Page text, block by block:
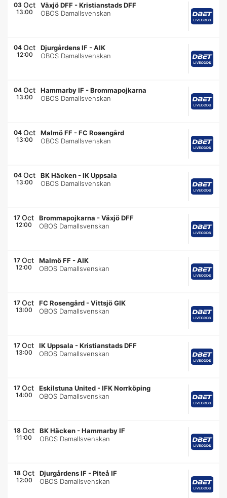
03 Oct
13:00
Växjö DFF -Kristianstads DFF
OBOS Damallsvenskan
04 Oct
12:00
Djurgårdens IF -AIK
OBOS Damallsvenskan
04 Oct
13:00
Hammarby IF -Brommapojkarna
OBOS Damallsvenskan
04 Oct
13:00
Malmö FF -FC Rosengård
OBOS Damallsvenskan
04 Oct
13:00
BK Häcken -IK Uppsala
OBOS Damallsvenskan
17 Oct
12:00
Brommapojkarna -Växjö DFF
OBOS Damallsvenskan
17 Oct
12:00
Malmö FF -AIK
OBOS Damallsvenskan
17 Oct
13:00
FC Rosengård -Vittsjö GIK
OBOS Damallsvenskan
17 Oct
13:00
IK Uppsala -Kristianstads DFF
OBOS Damallsvenskan
17 Oct
14:00
Eskilstuna United -IFK Norrköping
OBOS Damallsvenskan
18 Oct
11:00
BK Häcken -Hammarby IF
OBOS Damallsvenskan
18 Oct
12:00
Djurgårdens IF -Piteå IF
OBOS Damallsvenskan